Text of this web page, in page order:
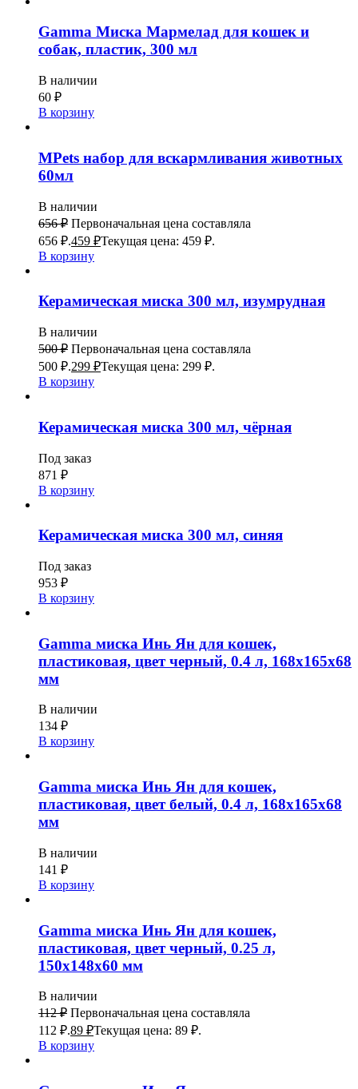
Gamma Миска Мармелад для кошек и
собак, пластик, 300 мл
В наличии
60 ₽
В корзину
MPets набор для вскармливания животных
60мл
В наличии
656₽ Первоначальная цена составляла
656 ₽.459 ₽Текущая цена: 459 ₽.
В корзину
Керамическая миска 300 мл, изумрудная
В наличии
500₽ Первоначальная цена составляла
500 ₽.299 ₽Текущая цена: 299 ₽.
В корзину
Керамическая миска 300 мл, чёрная
Под заказ
871 ₽
В корзину
Керамическая миска 300 мл, синяя
Под заказ
953 ₽
В корзину
Gamma миска Инь Ян для кошек,
пластиковая, цвет черный, 0.4 л, 168x165x68
мм
В наличии
134 ₽
В корзину
Gamma миска Инь Ян для кошек,
пластиковая, цвет белый, 0.4 л, 168x165x68
мм
В наличии
141 ₽
В корзину
Gamma миска Инь Ян для кошек,
пластиковая, цвет черный, 0.25 л,
150x148x60 мм
В наличии
112₽ Первоначальная цена составляла
112 ₽.89 ₽Текущая цена: 89 ₽.
В корзину